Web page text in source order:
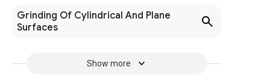
Grinding Of Cylindrical And Plane
Surfaces
Show more